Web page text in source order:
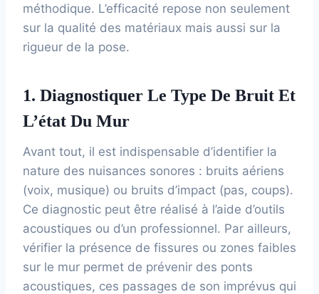
méthodique. L’efficacité repose non seulement
sur la qualité des matériaux mais aussi sur la
rigueur de la pose.
1. Diagnostiquer Le Type De Bruit Et
L’état Du Mur
Avant tout, il est indispensable d’identifier la
nature des nuisances sonores : bruits aériens
(voix, musique) ou bruits d’impact (pas, coups).
Ce diagnostic peut être réalisé à l’aide d’outils
acoustiques ou d’un professionnel. Par ailleurs,
vérifier la présence de fissures ou zones faibles
sur le mur permet de prévenir des ponts
acoustiques, ces passages de son imprévus qui